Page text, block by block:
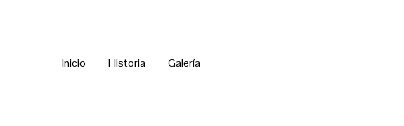
Inicio
Historia Galería